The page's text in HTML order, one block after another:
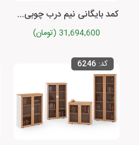
کمد بایگانی نیم درب چوبی با یک درب برلیانت
31,694,600 (تومان)
کد: 6246